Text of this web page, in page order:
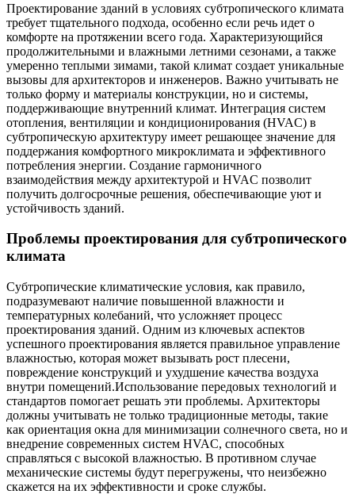
Проектирование зданий в условиях субтропического климата
требует тщательного подхода, особенно если речь идет о
комфорте на протяжении всего года. Характеризующийся
продолжительными и влажными летними сезонами, а также
умеренно теплыми зимами, такой климат создает уникальные
вызовы для архитекторов и инженеров. Важно учитывать не
только форму и материалы конструкции, но и системы,
поддерживающие внутренний климат. Интеграция систем
отопления, вентиляции и кондиционирования (HVAC) в
субтропическую архитектуру имеет решающее значение для
поддержания комфортного микроклимата и эффективного
потребления энергии. Создание гармоничного
взаимодействия между архитектурой и HVAC позволит
получить долгосрочные решения, обеспечивающие уют и
устойчивость зданий.
Проблемы проектирования для субтропического
климата
Субтропические климатические условия, как правило,
подразумевают наличие повышенной влажности и
температурных колебаний, что усложняет процесс
проектирования зданий. Одним из ключевых аспектов
успешного проектирования является правильное управление
влажностью, которая может вызывать рост плесени,
повреждение конструкций и ухудшение качества воздуха
внутри помещений.Использование передовых технологий и
стандартов помогает решать эти проблемы. Архитекторы
должны учитывать не только традиционные методы, такие
как ориентация окна для минимизации солнечного света, но и
внедрение современных систем HVAC, способных
справляться с высокой влажностью. В противном случае
механические системы будут перегружены, что неизбежно
скажется на их эффективности и сроке службы.